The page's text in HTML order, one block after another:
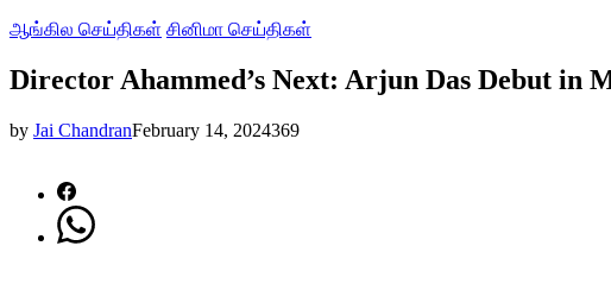
ஆங்கில செய்திகள் சினிமா செய்திகள்
Director Ahammed’s Next: Arjun Das Debut in
by Jai ChandranFebruary 14, 2024369